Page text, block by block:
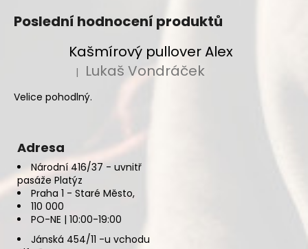
Poslední hodnocení produktů
Kašmírový pullover Alex
Hodnocení produktu je 5 z 5 hvězdiček.
| Lukaš Vondráček
Velice pohodlný.
Adresa
Národní 416/37 - uvnitř
pasáže Platýz
Praha 1 - Staré Město,
110 000
PO-NE | 10:00-19:00
Jánská 454/11 -u vchodu